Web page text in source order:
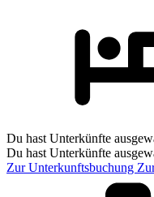
Du hast Unterkünfte
Du hast Unterkünfte
Zur Unterkunftsbuchung